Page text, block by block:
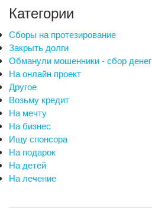
Категории
Сборы на протезирование
Закрыть долги
Обманули мошенники - сбор денег
На онлайн проект
Другое
Возьму кредит
На мечту
На бизнес
Ищу спонсора
На подарок
На детей
На лечение